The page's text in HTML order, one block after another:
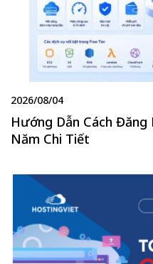
2026/08/04
Hướng Dẫn Cách Đăng
Năm Chi Tiết